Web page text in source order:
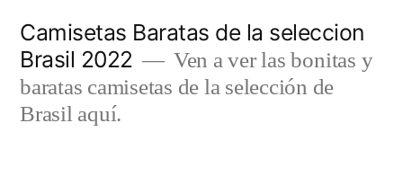
contenido
Camisetas Baratas de la seleccion
Brasil 2022
Ven a ver las bonitas y
baratas camisetas de la selección de
Brasil aquí.